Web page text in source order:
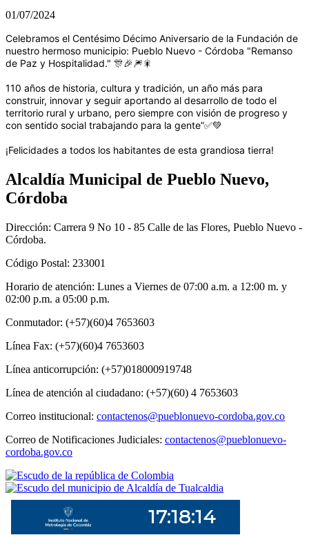
01/07/2024
Celebramos el Centésimo Décimo Aniversario de la Fundación de
nuestro hermoso municipio: Pueblo Nuevo - Córdoba "Remanso
de Paz y Hospitalidad." 🎊🎉🎆🎇
110 años de historia, cultura y tradición, un año más para
construir, innovar y seguir aportando al desarrollo de todo el
territorio rural y urbano, pero siempre con visión de progreso y
con sentido social trabajando para la gente”✅💚
¡Felicidades a todos los habitantes de esta grandiosa tierra!
Alcaldía Municipal de Pueblo Nuevo,
Córdoba
Dirección: Carrera 9 No 10 - 85 Calle de las Flores, Pueblo Nuevo -
Córdoba.
Código Postal: 233001
Horario de atención: Lunes a Viernes de 07:00 a.m. a 12:00 m. y
02:00 p.m. a 05:00 p.m.
Conmutador: (+57)(60)4 7653603
Línea Fax: (+57)(60)4 7653603
Línea anticorrupción: (+57)018000919748
Línea de atención al ciudadano: (+57)(60) 4 7653603
Correo institucional: contactenos@pueblonuevo-cordoba.gov.co
Correo de Notificaciones Judiciales: contactenos@pueblonuevo-
cordoba.gov.co